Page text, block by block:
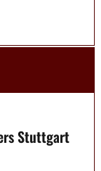
Stuttgart